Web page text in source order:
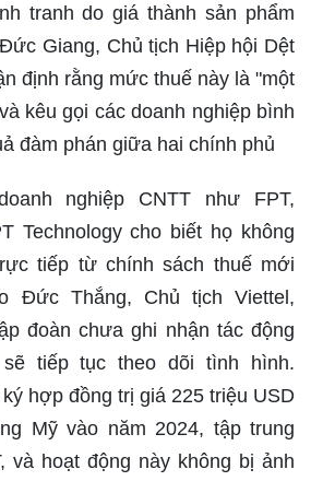
tranh do giá thành sản phẩm
Giang, Chủ tịch Hiệp hội Dệt
định rằng mức thuế này là "một
kêu gọi các doanh nghiệp bình
đàm phán giữa hai chính phủ
nghiệp CNTT như FPT,
Technology cho biết họ không
tiếp từ chính sách thuế mới
Đức Thắng, Chủ tịch Viettel,
đoàn chưa ghi nhận tác động
tiếp tục theo dõi tình hình.
hợp đồng trị giá 225 triệu USD
Mỹ vào năm 2024, tập trung
và hoạt động này không bị ảnh